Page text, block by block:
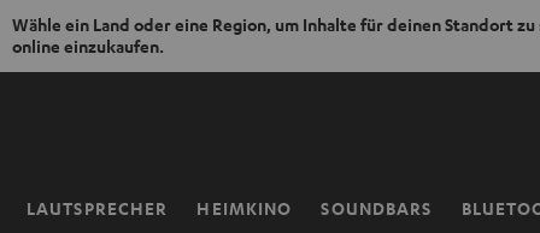
Wähle ein Land oder eine Region, um Inhalte für deinen Standort zu
online einzukaufen.
ZUM
LAUTSPRECHER HEIMKINO SOUNDBARS
Startseite